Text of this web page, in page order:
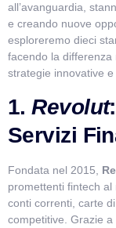
all’avanguardia,
e creando nuove
esploreremo dieci
facendo la differenza
strategie innovative
1.Revolut
Servizi
Fondata nel 2015,
promettenti fintech
conti correnti, carte
competitive. Grazie
VismarChat